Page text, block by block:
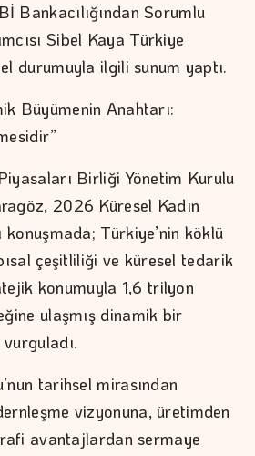
Bankacılığından Sorumlu
Sibel Kaya Türkiye
durumuyla ilgili sunum yaptı.
Büyümenin Anahtarı:
Birliği Yönetim Kurulu
2026 Küresel Kadın
konuşmada; Türkiye’nin köklü
çeşitliliği ve küresel tedarik
konumuyla 1,6 trilyon
ulaşmış dinamik bir
tarihsel mirasından
vizyonuna, üretimden
avantajlardan sermaye